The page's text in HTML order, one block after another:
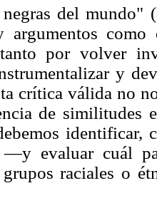
del mundo" (
argumentos
por volver
y
crítica válida no
de similitudes
identificar,
evaluar cuál
raciales o